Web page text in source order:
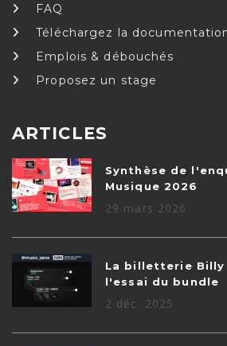
FAQ
Téléchargez la
Emplois & débouchés
Proposez un stage
ARTICLES
Synthèse de
Musique 2026
29 mars 2026
La billetterie
l'essai du bundle
2 déc. 2025